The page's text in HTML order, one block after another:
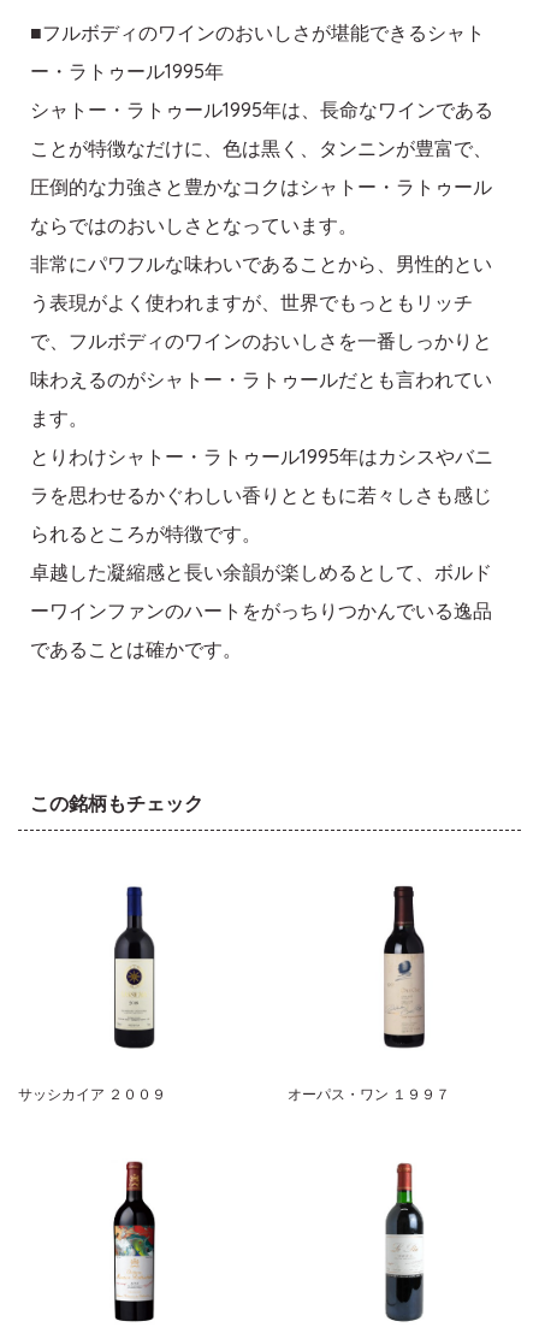
■フルボディのワインのおいしさが堪能できるシャト
ー・ラトゥール1995年
シャトー・ラトゥール1995年は、長命なワインである
ことが特徴なだけに、色は黒く、タンニンが豊富で、
圧倒的な力強さと豊かなコクはシャトー・ラトゥール
ならではのおいしさとなっています。
非常にパワフルな味わいであることから、男性的とい
う表現がよく使われますが、世界でもっともリッチ
で、フルボディのワインのおいしさを一番しっかりと
味わえるのがシャトー・ラトゥールだとも言われてい
ます。
とりわけシャトー・ラトゥール1995年はカシスやバニ
ラを思わせるかぐわしい香りとともに若々しさも感じ
られるところが特徴です。
卓越した凝縮感と長い余韻が楽しめるとして、ボルド
ーワインファンのハートをがっちりつかんでいる逸品
であることは確かです。
この銘柄もチェック
サッシカイア ２００９ オーパス・ワン １９９７